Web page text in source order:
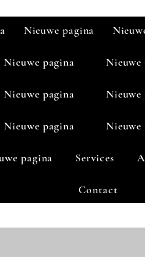
Nieuwe pagina
Nieuwe pagina Nieuwe
Nieuwe pagina Nieuwe
Nieuwe pagina Nieuwe
pagina Services
Contact